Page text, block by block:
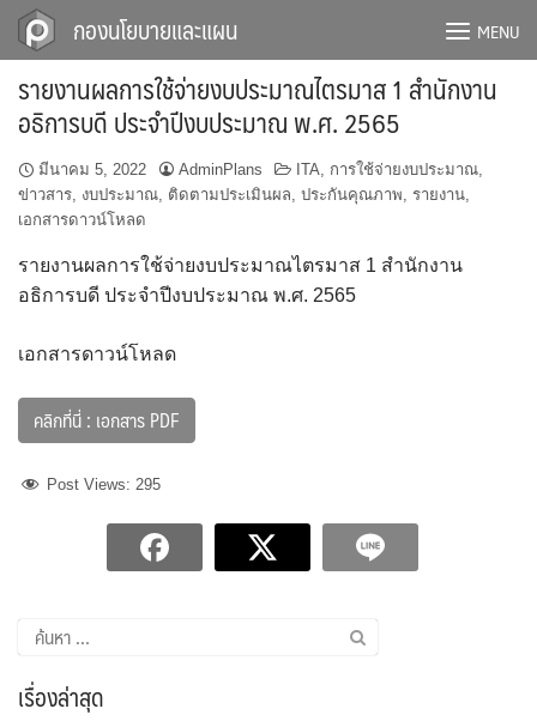
Skip
กองนโยบายและแผน MENU
รายงานผลการใช้จ่ายงบประมาณไตรมาส 1 สำนักงาน
อธิการบดี ประจำปีงบประมาณ พ.ศ. 2565
มีนาคม 5, 2022 AdminPlans ITA, การใช้จ่ายงบประมาณ,
ข่าวสาร, งบประมาณ, ติดตามประเมินผล, ประกันคุณภาพ, รายงาน,
เอกสารดาวน์โหลด
รายงานผลการใช้จ่ายงบประมาณไตรมาส 1 สำนักงาน
อธิการบดี ประจำปีงบประมาณ พ.ศ. 2565
เอกสารดาวน์โหลด
คลิกที่นี่ : เอกสาร PDF
Post Views: 295
ค้นหา
สำหรับ:
เรื่องล่าสุด